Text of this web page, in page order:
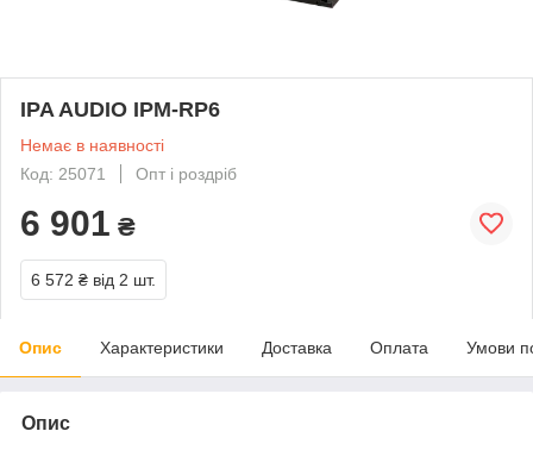
IPA AUDIO IPM-RP6
Немає в наявності
Код: 25071
Опт і роздріб
6 901 ₴
6 572 ₴ від 2 шт.
Опис Характеристики Доставка Оплата Умови
Опис